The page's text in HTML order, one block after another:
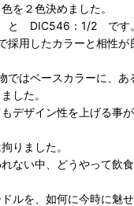
を２色決めました。
と DIC546：1/2 です。
採用したカラーと相性が
ではベースカラーに、あ
した。
デザイン性を上げる事
りました。
ない中、どうやって飲
ルを、如何に今時に魅